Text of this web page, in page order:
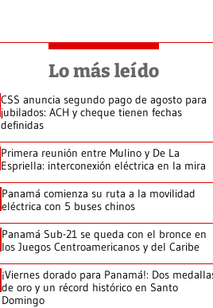
Lo más leído
CSS anuncia segundo pago de agosto para
jubilados: ACH y cheque tienen fechas
definidas
Primera reunión entre Mulino y De La
Espriella: interconexión eléctrica en la mira
Panamá comienza su ruta a la movilidad
eléctrica con 5 buses chinos
Panamá Sub-21 se queda con el bronce en
los Juegos Centroamericanos y del Caribe
¡Viernes dorado para Panamá!: Dos
de oro y un récord histórico en Santo
Domingo